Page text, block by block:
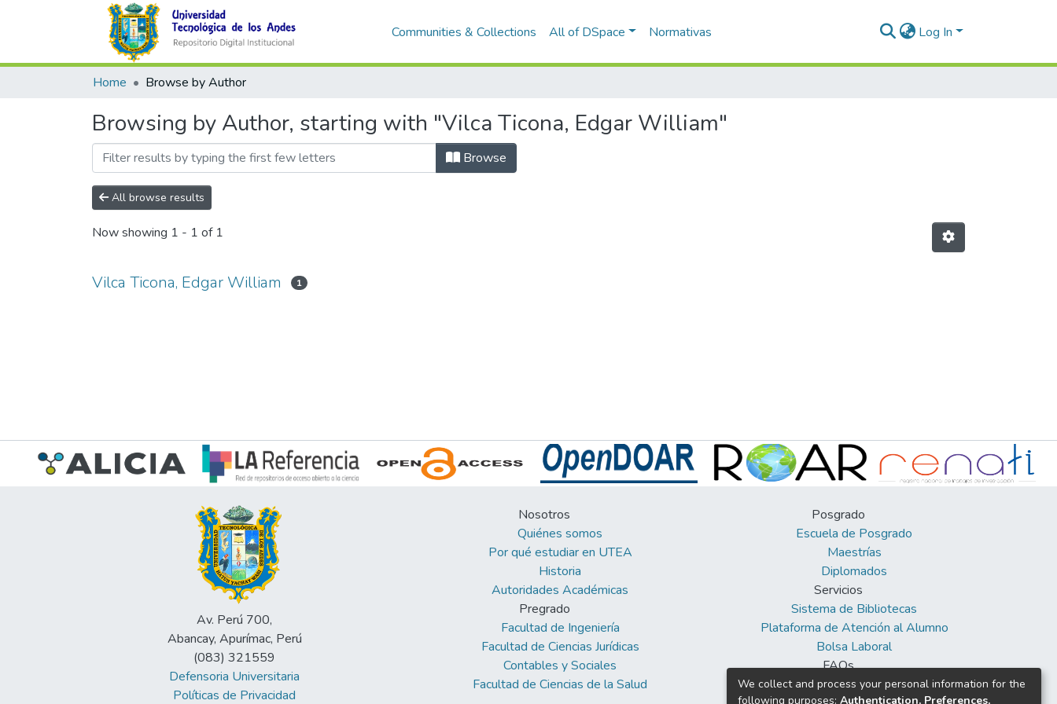
Communities & Collections All of DSpace Normativas Log In
Home Browse by Author
Browsing by Author, starting with "Vilca Ticona, Edgar William"
Browse
All browse results
Now showing 1 - 1 of 1
Vilca Ticona, Edgar William 1
Av. Perú 700,
Abancay, Apurímac, Perú
(083) 321559
Defensoria Universitaria
Políticas de Privacidad
Nosotros
Quiénes somos
Por qué estudiar en UTEA
Historia
Autoridades Académicas
Pregrado
Facultad de Ingeniería
Facultad de Ciencias Jurídicas
Contables y Sociales
Facultad de Ciencias de la Salud
Posgrado
Escuela de Posgrado
Maestrías
Diplomados
Servicios
Sistema de Bibliotecas
Plataforma de Atención al Alumno
Bolsa Laboral
FAQs
Facebook
We collect and process your personal information for the
following purposes: Authentication, Preferences,